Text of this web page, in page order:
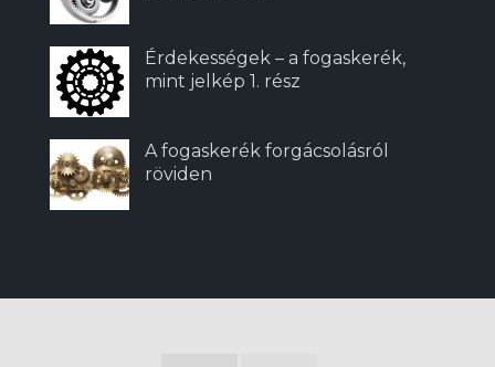
Érdekességek – a fogaskerék,
mint jelkép 1. rész
A fogaskerék forgácsolásról
röviden